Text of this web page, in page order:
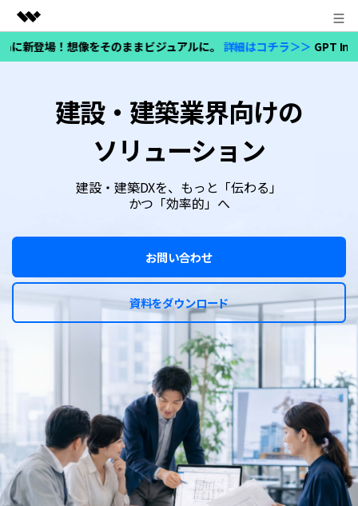
製品
ユーティリティ
ソリューション
像をそのままビジュアルに。詳細はコチラ＞＞GPT Image 2が
建設・建築業界向けの
ソリューション
建設・建築DXを、もっと「伝わる」
かつ「効率的」へ
お問い合わせ
資料をダウンロード